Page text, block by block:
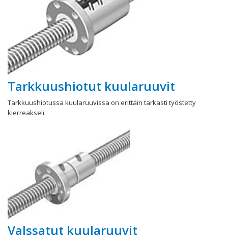
Tarkkuushiotut kuularuuvit
Tarkkuushiotussa kuularuuvissa on erittäin tarkasti työstetty
kierreakseli.
Valssatut kuularuuvit